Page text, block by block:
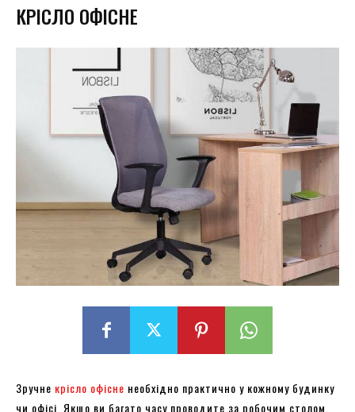
КРІСЛО ОФІСНЕ
Зручне крісло офісне необхідно практично у кожному будинку
чи офісі. Якщо ви багато часу проводите за робочим столом,